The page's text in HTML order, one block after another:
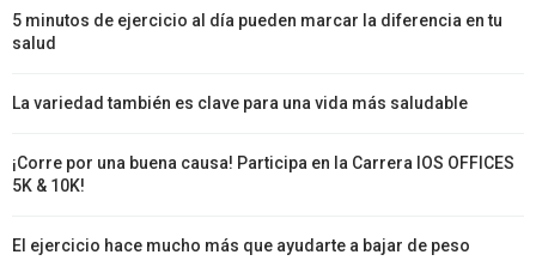
5 minutos de ejercicio al día pueden marcar la diferencia en tu
salud
La variedad también es clave para una vida más saludable
¡Corre por una buena causa! Participa en la Carrera IOS OFFICES
5K & 10K!
El ejercicio hace mucho más que ayudarte a bajar de peso